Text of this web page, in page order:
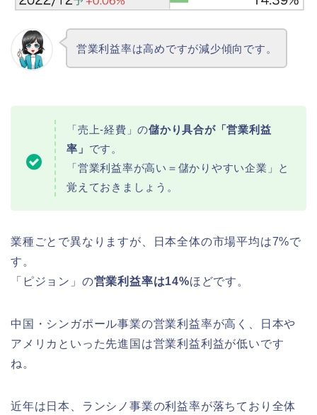
営業利益率は高めですが減少傾向です。
「売上-経費」の儲かり具合が「営業利益
率」 です。
「営業利益率が高い＝儲かりやすい企業」と
覚えておきましょう。
業種ごとで異なりますが、日本全体の市場平均は7%で
す。
「ピジョン」の営業利益率は14%ほどです。
中国・シンガポール事業の営業利益率が高く、日本や
アメリカといった先進国は営業利益利益が低いです
ね。
近年は日本、ランシノ事業の利益率が落ちており全体